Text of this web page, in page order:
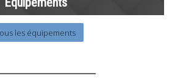
les équipements